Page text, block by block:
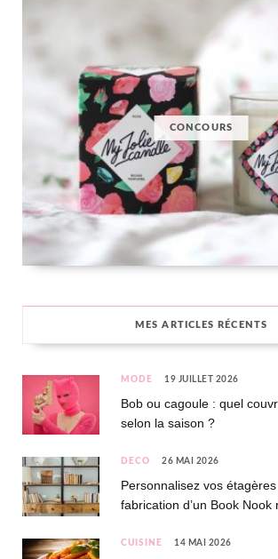
CONCOURS
MES ARTICLES RÉCENTS
MODE 19 JUILLET 2026
Bob ou cagoule : quel
selon la saison ?
DÉCO 26 MAI 2026
Personnalisez vos
fabrication d’un Book Nook
CUISINE 14 MAI 2026